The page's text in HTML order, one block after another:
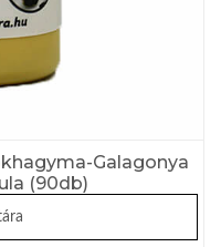
Galagonya
(90db)